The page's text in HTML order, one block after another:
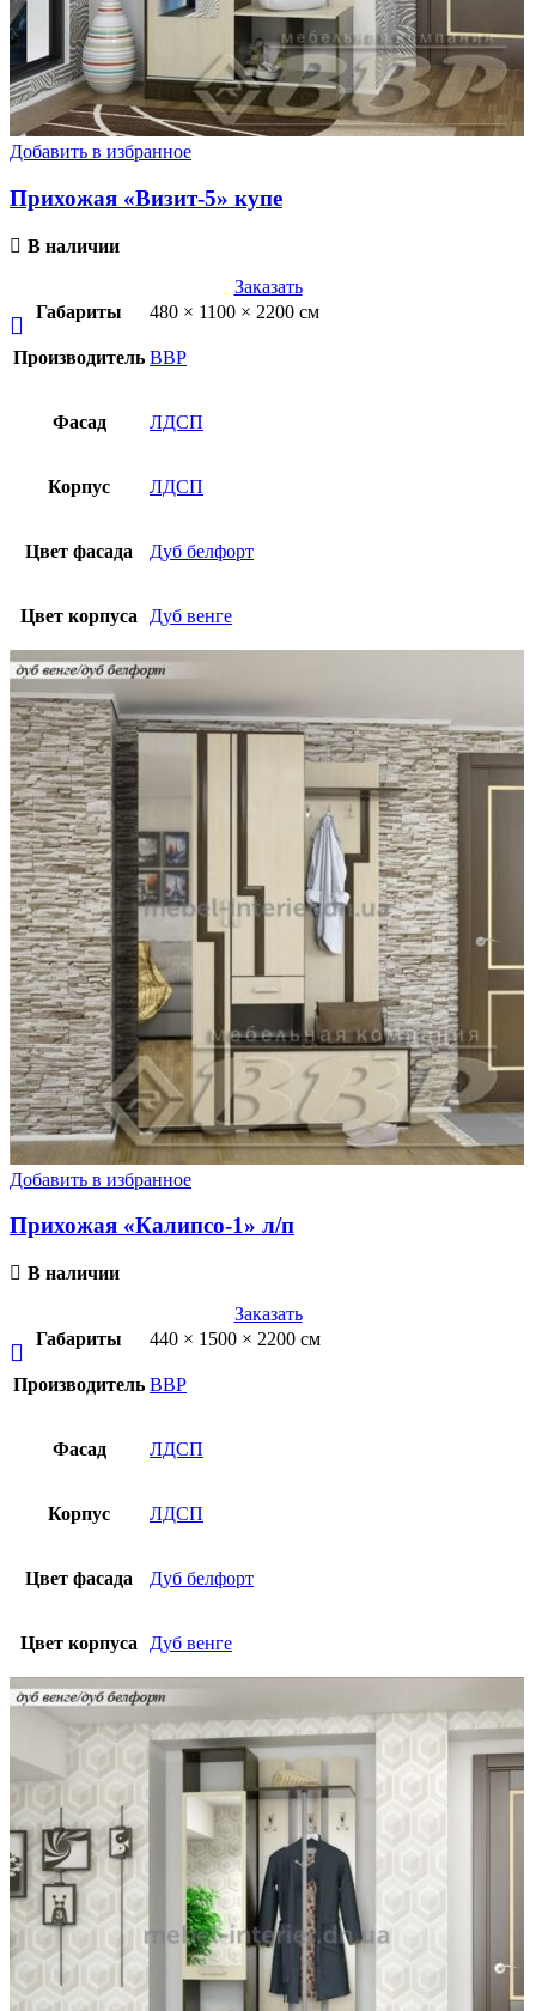
Добавить в избранное
Прихожая «Визит-5» купе
В наличии
Заказать
Габариты
480 × 1100 × 2200 см
Производитель ВВР
Фасад ЛДСП
Корпус ЛДСП
Цвет фасада Дуб белфорт
Цвет корпуса Дуб венге
Добавить в избранное
Прихожая «Калипсо-1» л/п
В наличии
Заказать
Габариты
440 × 1500 × 2200 см
Производитель ВВР
Фасад ЛДСП
Корпус ЛДСП
Цвет фасада Дуб белфорт
Цвет корпуса Дуб венге